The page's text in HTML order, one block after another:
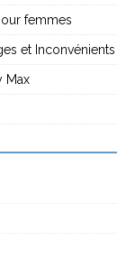
femmes
et Inconvénients
Max